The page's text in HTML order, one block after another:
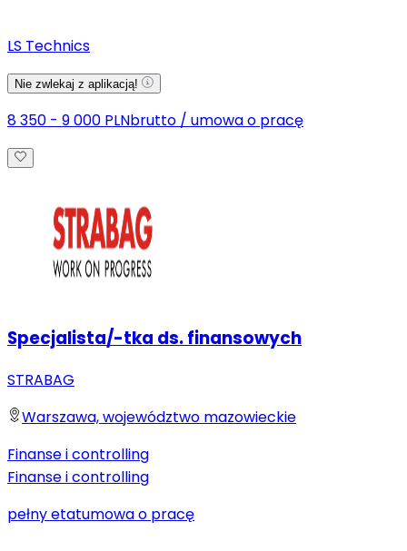
LS Technics
Nie zwlekaj z aplikacją!
8 350 - 9 000 PLNbrutto / umowa o pracę
Specjalista/-tka ds. finansowych
STRABAG
Warszawa, województwo mazowieckie
Finanse i controlling
Finanse i controlling
pełny etatumowa o pracę